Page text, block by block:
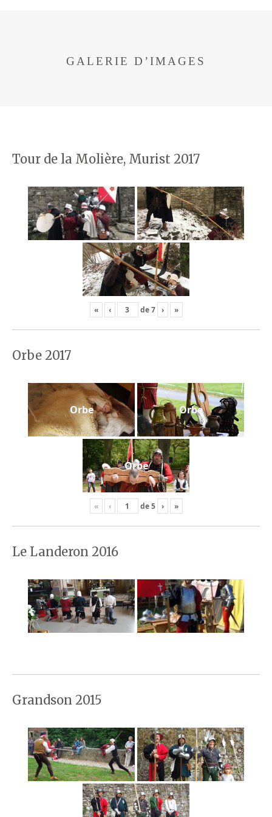
GALERIE D’IMAGES
Tour de la Molière, Murist 2017
« ‹ de7 › »
Orbe 2017
Orbe Orbe
Orbe
« ‹ de5 › »
Le Landeron 2016
Grandson 2015